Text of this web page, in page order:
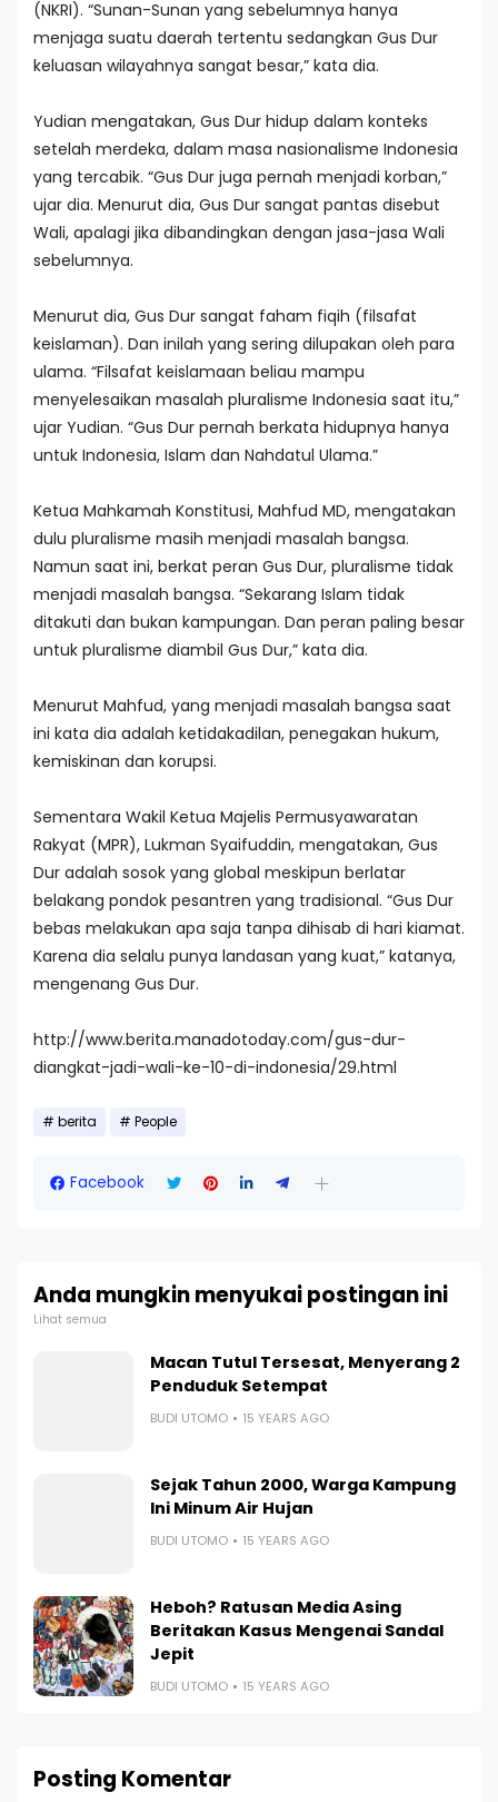
(NKRI). “Sunan-Sunan yang sebelumnya hanya
menjaga suatu daerah tertentu sedangkan Gus Dur
keluasan wilayahnya sangat besar,” kata dia.
Yudian mengatakan, Gus Dur hidup dalam konteks
setelah merdeka, dalam masa nasionalisme Indonesia
yang tercabik. “Gus Dur juga pernah menjadi korban,”
ujar dia. Menurut dia, Gus Dur sangat pantas disebut
Wali, apalagi jika dibandingkan dengan jasa-jasa Wali
sebelumnya.
Menurut dia, Gus Dur sangat faham fiqih (filsafat
keislaman). Dan inilah yang sering dilupakan oleh para
ulama. “Filsafat keislamaan beliau mampu
menyelesaikan masalah pluralisme Indonesia saat itu,”
ujar Yudian. “Gus Dur pernah berkata hidupnya hanya
untuk Indonesia, Islam dan Nahdatul Ulama.”
Ketua Mahkamah Konstitusi, Mahfud MD, mengatakan
dulu pluralisme masih menjadi masalah bangsa.
Namun saat ini, berkat peran Gus Dur, pluralisme tidak
menjadi masalah bangsa. “Sekarang Islam tidak
ditakuti dan bukan kampungan. Dan peran paling besar
untuk pluralisme diambil Gus Dur,” kata dia.
Menurut Mahfud, yang menjadi masalah bangsa saat
ini kata dia adalah ketidakadilan, penegakan hukum,
kemiskinan dan korupsi.
Sementara Wakil Ketua Majelis Permusyawaratan
Rakyat (MPR), Lukman Syaifuddin, mengatakan, Gus
Dur adalah sosok yang global meskipun berlatar
belakang pondok pesantren yang tradisional. “Gus Dur
bebas melakukan apa saja tanpa dihisab di hari kiamat.
Karena dia selalu punya landasan yang kuat,” katanya,
mengenang Gus Dur.
http://www.berita.manadotoday.com/gus-dur-
diangkat-jadi-wali-ke-10-di-indonesia/29.html
berita People
Facebook
Anda mungkin menyukai postingan ini
Lihat semua
Macan Tutul Tersesat, Menyerang 2
Penduduk Setempat
BUDI UTOMO 15 YEARS AGO
Sejak Tahun 2000, Warga Kampung
Ini Minum Air Hujan
BUDI UTOMO 15 YEARS AGO
Heboh? Ratusan Media Asing
Beritakan Kasus Mengenai Sandal
Jepit
BUDI UTOMO 15 YEARS AGO
Posting Komentar